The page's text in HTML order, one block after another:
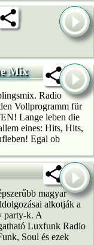
Mix
Radio
Vollprogramm für
Lange leben die
eines: Hits, Hits,
Egal ob
magyar
alkotják a
party-k. A
Luxfunk Radio
Soul és ezek